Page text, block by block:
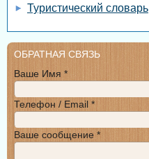
Туристический словарь
ОБРАТНАЯ СВЯЗЬ
Ваше Имя *
Телефон / Email *
Ваше сообщение *